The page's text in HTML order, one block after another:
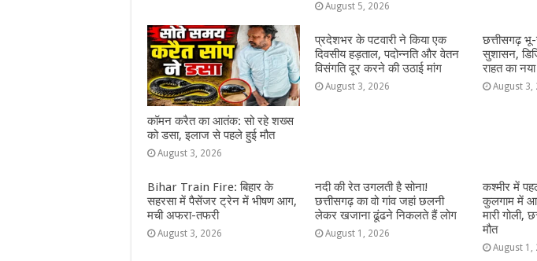
August 5, 2026
कॉमन करैत का आतंक: सो रहे शख्स
को डसा, इलाज से पहले हुई मौत
August 3, 2026
प्रदेशभर के पटवारी ने किया एक
दिवसीय हड़ताल, पदोन्नति और वेतन
विसंगति दूर करने की उठाई मांग
August 3, 2026
छत्तीसगढ़
सुशासन,
राहत का
August 3,
Bihar Train Fire: बिहार के
सहरसा में पैसेंजर ट्रेन में भीषण आग,
मची अफरा-तफरी
August 3, 2026
नदी की रेत उगलती है सोना!
छत्तीसगढ़ का वो गांव जहां छलनी
लेकर खजाना ढूंढने निकलते हैं लोग
August 1, 2026
कश्‍मीर में
कुलगाम में
मारी गोली,
मौत
August 1,